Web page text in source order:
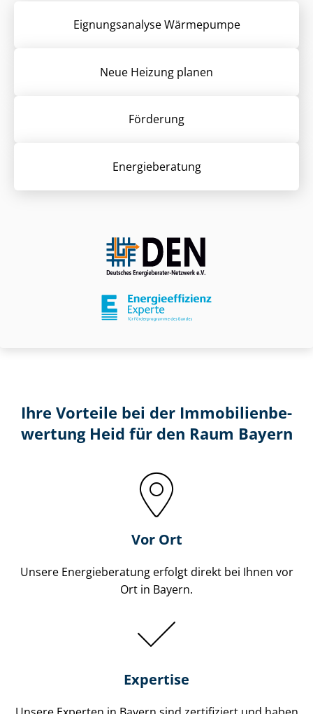
Eignungsanalyse Wärmepumpe
Neue Heizung planen
Förderung
Energieberatung
Ihre Vorteile bei der Im­mo­bi­li­en­be­
wer­tung Heid für den Raum Bayern
Vor Ort
Unsere Energieberatung erfolgt direkt bei Ihnen vor
Ort in Bayern.
Expertise